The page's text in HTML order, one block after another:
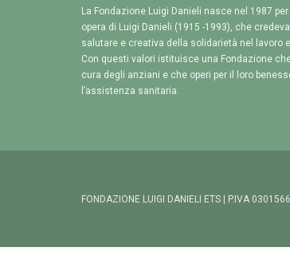
La Fondazione Luigi Danieli nasce nel 1987
opera di Luigi Danieli (1915 -1993), che
salutare e creativa della solidarietà nel lavoro
Con questi valori istituisce una Fondazione
cura degli anziani e che operi per il loro
l’assistenza sanitaria.
FONDAZIONE LUIGI DANIELI ETS | P.IVA